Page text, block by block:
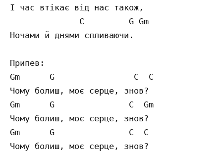
І час втікає від нас також,
              C         G Gm
Ночами й днями спливаючи.
Припев:
Gm      G                C  C
Чому болиш, моє серце, знов?
Gm      G               C  Gm
Чому болиш, моє серце, знов?
Gm      G               C  C
Чому болиш, моє серце, знов?